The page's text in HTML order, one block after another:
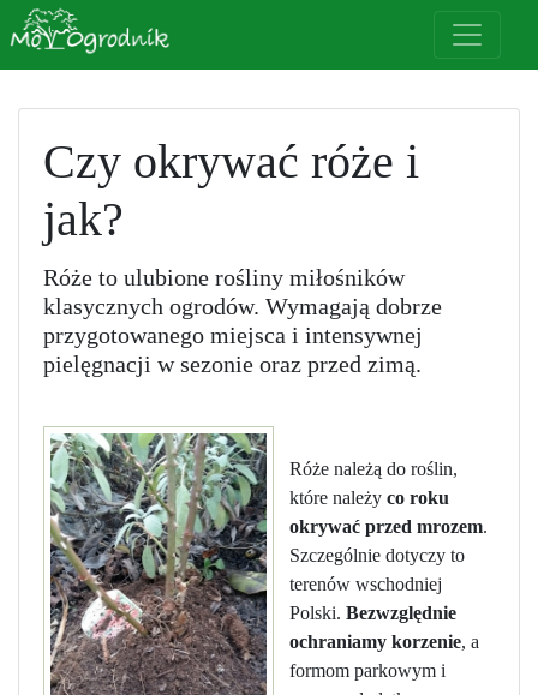
Czy okrywać róże i
jak?
Róże to ulubione rośliny miłośników
klasycznych ogrodów. Wymagają dobrze
przygotowanego miejsca i intensywnej
pielęgnacji w sezonie oraz przed zimą.
Róże należą do roślin,
które należy co roku
okrywać przed mrozem.
Szczególnie dotyczy to
terenów wschodniej
Polski. Bezwzględnie
ochraniamy korzenie, a
formom parkowym i